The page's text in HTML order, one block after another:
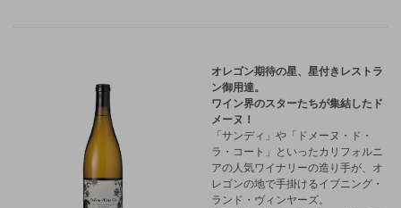
オレゴン期待の星、星付きレストラ
ン御用達。
ワイン界のスターたちが集結したド
メーヌ！
「サンディ」や「ドメーヌ・ド・
ラ・コート」といったカリフォルニ
アの人気ワイナリーの造り手が、オ
レゴンの地で手掛けるイブニング・
ランド・ヴィンヤーズ。